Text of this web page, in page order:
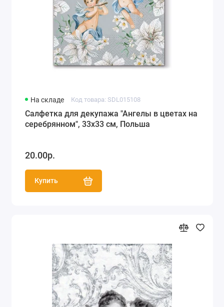
На складе Код товара: SDL015108
Салфетка для декупажа "Ангелы в цветах на
серебрянном", 33х33 см, Польша
20.00р.
Купить